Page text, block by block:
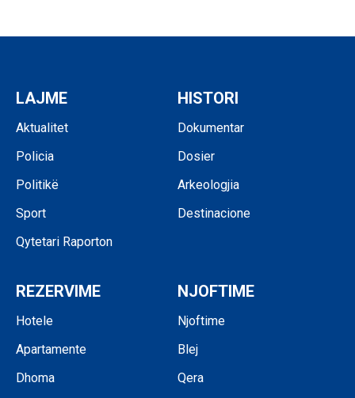
LAJME
Aktualitet
Policia
Politikë
Sport
Qytetari Raporton
HISTORI
Dokumentar
Dosier
Arkeologjia
Destinacione
REZERVIME
Hotele
Apartamente
Dhoma
NJOFTIME
Njoftime
Blej
Qera